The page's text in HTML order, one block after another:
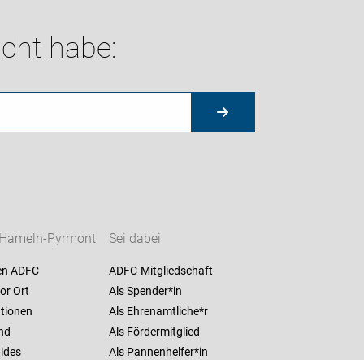
habe:
Pyrmont
ADFC
Ort
Sei dabei
ADFC-Mitgliedschaft
Als Spender*in
Als Ehrenamtliche*r
Als Fördermitglied
Als Pannenhelfer*in